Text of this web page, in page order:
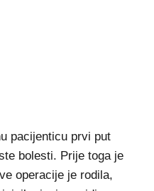
pacijenticu prvi put
bolesti. Prije toga je
operacije je rodila,